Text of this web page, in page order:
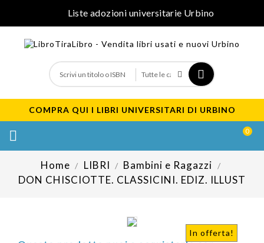
Liste adozioni universitarie Urbino
COMPRA QUI I LIBRI UNIVERSITARI DI URBINO
 0
Home LIBRI
Bambini e Ragazzi
DON CHISCIOTTE. CLASSICINI. EDIZ. ILLUST
In offerta!